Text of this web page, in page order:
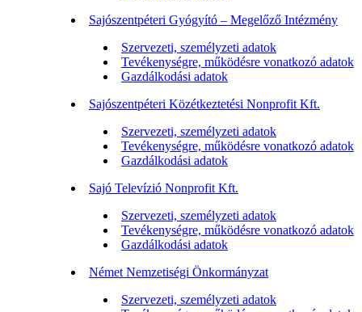
Sajószentpéteri Gyógyító – Megelőző Intézmény
Szervezeti, személyzeti adatok
Tevékenységre, működésre vonatkozó adatok
Gazdálkodási adatok
Sajószentpéteri Közétkeztetési Nonprofit Kft.
Szervezeti, személyzeti adatok
Tevékenységre, működésre vonatkozó adatok
Gazdálkodási adatok
Sajó Televízió Nonprofit Kft.
Szervezeti, személyzeti adatok
Tevékenységre, működésre vonatkozó adatok
Gazdálkodási adatok
Német Nemzetiségi Önkormányzat
Szervezeti, személyzeti adatok